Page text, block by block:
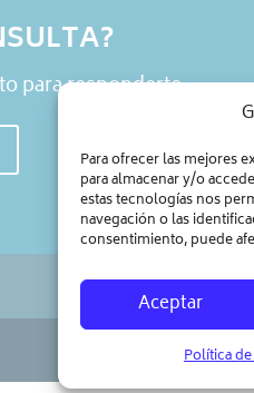
Para ofrecer las mejores
para almacenar y/o
estas tecnologías nos
navegación o las
consentimiento, puede
Aceptar
Política
para responderte.